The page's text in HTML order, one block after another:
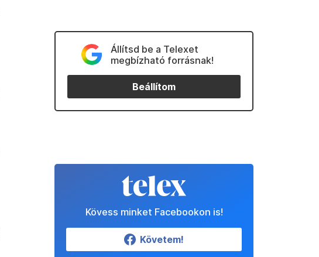
Állítsd be a Telexet
megbízható forrásnak!
Beállítom
Kövess minket Facebookon is!
Követem!